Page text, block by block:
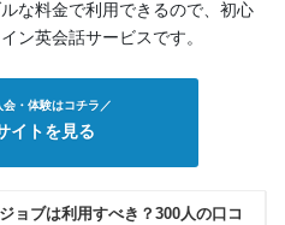
な料金で利用できるので、初心
ン英会話サービスです。
会・体験はコチラ／
イトを見る
ョブは利用すべき？300人の口コ